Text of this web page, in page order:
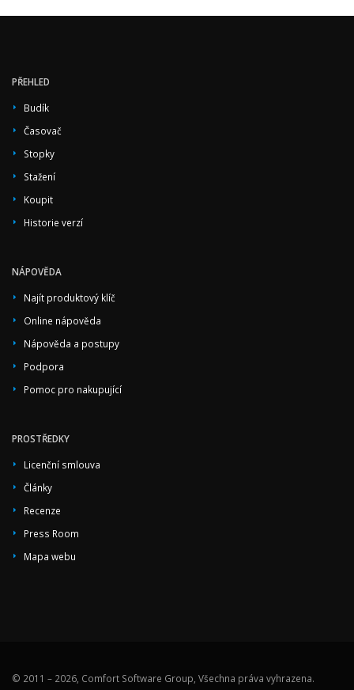
PŘEHLED
Budík
Časovač
Stopky
Stažení
Koupit
Historie verzí
NÁPOVĚDA
Najít produktový klíč
Online nápověda
Nápověda a postupy
Podpora
Pomoc pro nakupující
PROSTŘEDKY
Licenční smlouva
Články
Recenze
Press Room
Mapa webu
© 2011 – 2026, Comfort Software Group, Všechna práva vyhrazena.